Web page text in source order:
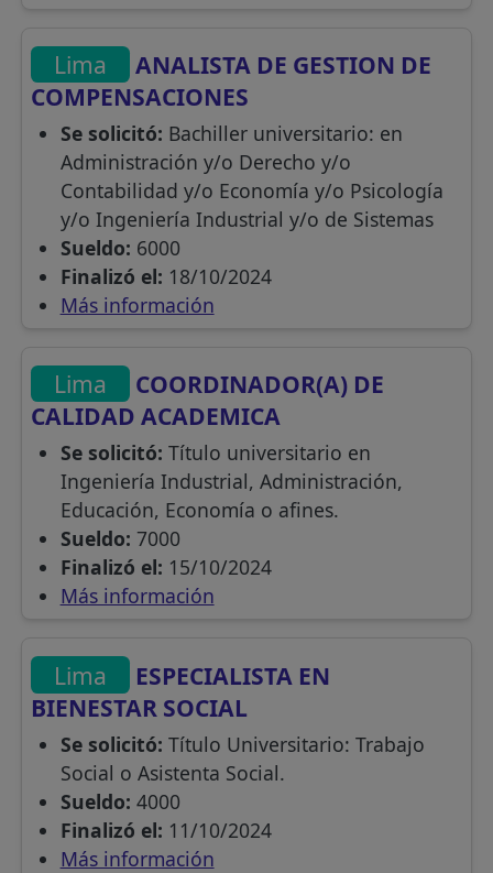
Lima
ANALISTA DE GESTION DE
COMPENSACIONES
Se solicitó: Bachiller universitario: en
Administración y/o Derecho y/o
Contabilidad y/o Economía y/o Psicología
y/o Ingeniería Industrial y/o de Sistemas
Sueldo: 6000
Finalizó el: 18/10/2024
Más información
Lima
COORDINADOR(A) DE
CALIDAD ACADEMICA
Se solicitó: Título universitario en
Ingeniería Industrial, Administración,
Educación, Economía o afines.
Sueldo: 7000
Finalizó el: 15/10/2024
Más información
Lima
ESPECIALISTA EN
BIENESTAR SOCIAL
Se solicitó: Título Universitario: Trabajo
Social o Asistenta Social.
Sueldo: 4000
Finalizó el: 11/10/2024
Más información